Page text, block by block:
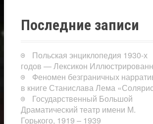
Последние записи
Польская энциклопедия 1930-х
годов — Лексикон
Феномен безграничных
в книге Станислава Лема
Государственный Большой
Драматический театр имени М.
Горького, 1919 – 1939